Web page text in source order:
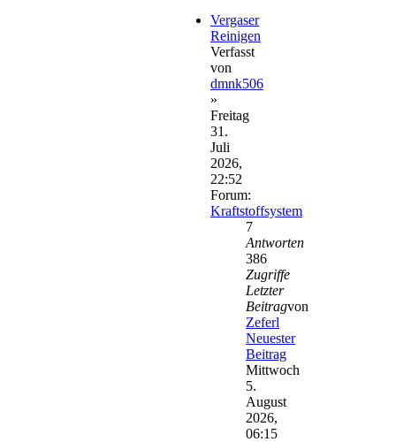
Vergaser
Reinigen
Verfasst
von
dmnk506
»
Freitag
31.
Juli
2026,
22:52
Forum:
Kraftstoffsystem
7
Antworten
386
Zugriffe
Letzter
Beitragvon
Zeferl
Neuester
Beitrag
Mittwoch
5.
August
2026,
06:15